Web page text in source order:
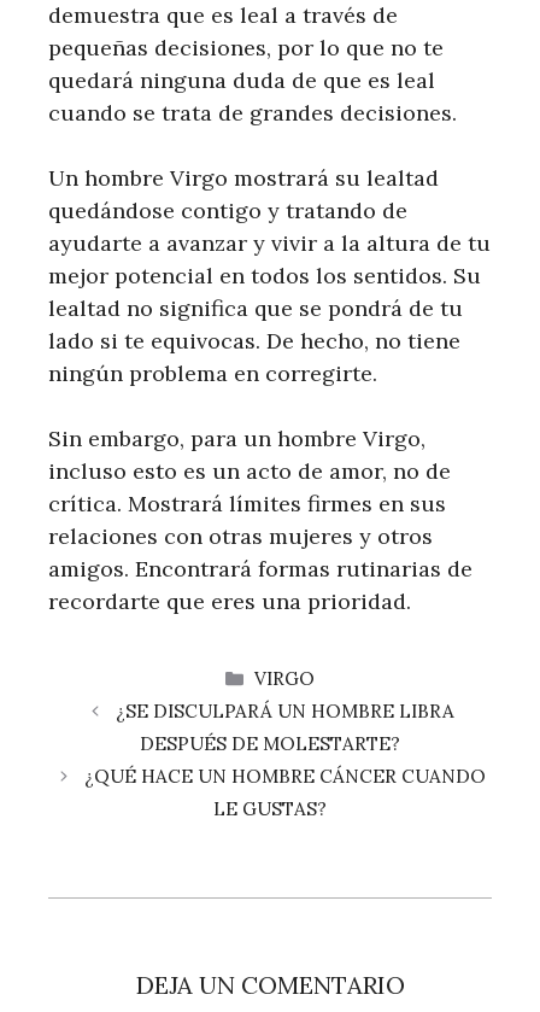
demuestra que es leal a través de
pequeñas decisiones, por lo que no te
quedará ninguna duda de que es leal
cuando se trata de grandes decisiones.
Un hombre Virgo mostrará su lealtad
quedándose contigo y tratando de
ayudarte a avanzar y vivir a la altura de tu
mejor potencial en todos los sentidos. Su
lealtad no significa que se pondrá de tu
lado si te equivocas. De hecho, no tiene
ningún problema en corregirte.
Sin embargo, para un hombre Virgo,
incluso esto es un acto de amor, no de
crítica. Mostrará límites firmes en sus
relaciones con otras mujeres y otros
amigos. Encontrará formas rutinarias de
recordarte que eres una prioridad.
CATEGORÍAS
VIRGO
¿SE DISCULPARÁ UN HOMBRE LIBRA
DESPUÉS DE MOLESTARTE?
¿QUÉ HACE UN HOMBRE CÁNCER CUANDO
LE GUSTAS?
DEJA UN COMENTARIO